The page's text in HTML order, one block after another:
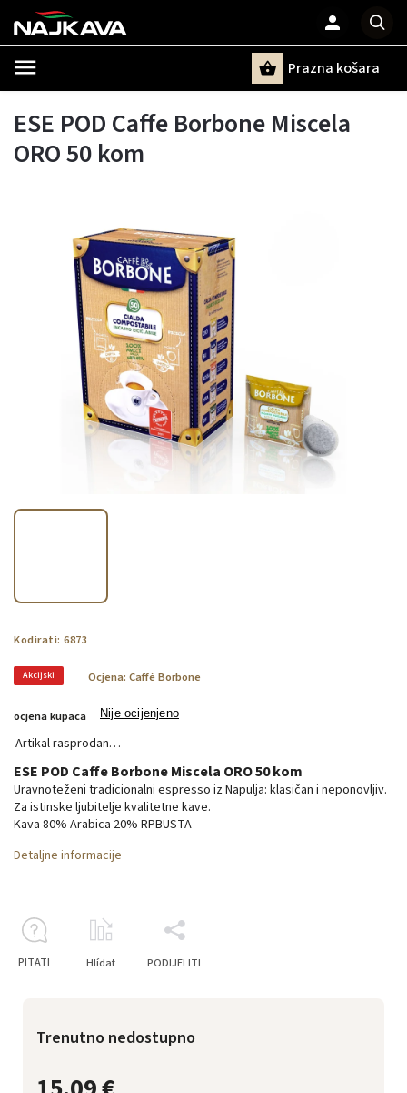
Prazna košara
ESE POD Caffe Borbone Miscela
ORO 50 kom
Kodirati: 6873
Akcijski
ocjena kupaca Nije ocijenjeno
Ocjena: Caffé Borbone
Trenutno nedostupno
Artikal rasprodan…
ESE POD Caffe Borbone Miscela ORO 50 kom
Uravnoteženi tradicionalni espresso iz Napulja: klasičan i neponovljiv.
Za istinske ljubitelje kvalitetne kave.
Kava 80% Arabica 20% RPBUSTA
Detaljne informacije
PITATI Hlídat PODIJELITI